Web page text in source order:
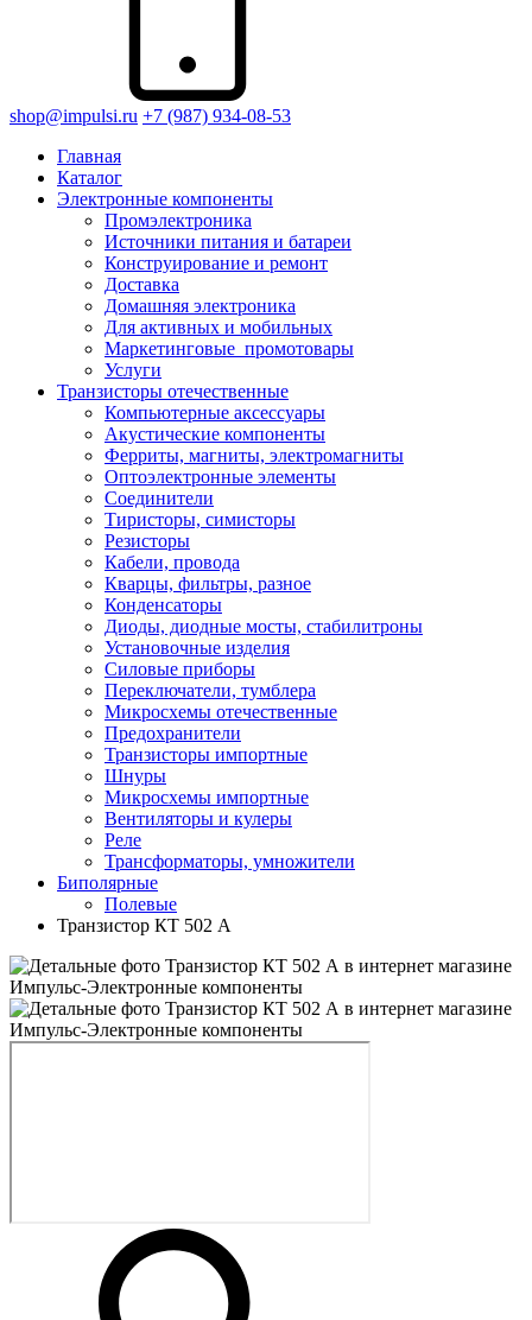
shop@impulsi.ru +7 (987) 934-08-53
Главная
Каталог
Электронные компоненты
Промэлектроника
Источники питания и батареи
Конструирование и ремонт
Доставка
Домашняя электроника
Для активных и мобильных
Маркетинговые_промотовары
Услуги
Транзисторы отечественные
Компьютерные аксессуары
Акустические компоненты
Ферриты, магниты, электромагниты
Оптоэлектронные элементы
Соединители
Тиристоры, симисторы
Резисторы
Кабели, провода
Кварцы, фильтры, разное
Конденсаторы
Диоды, диодные мосты, стабилитроны
Установочные изделия
Силовые приборы
Переключатели, тумблера
Микросхемы отечественные
Предохранители
Транзисторы импортные
Шнуры
Микросхемы импортные
Вентиляторы и кулеры
Реле
Трансформаторы, умножители
Биполярные
Полевые
Транзистор КТ 502 А